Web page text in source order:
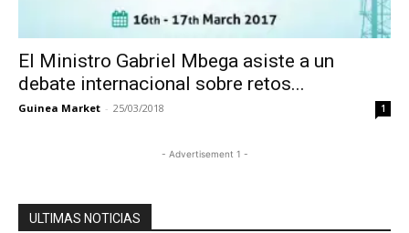
El Ministro Gabriel Mbega asiste a un
debate internacional sobre retos...
Guinea Market - 25/03/2018 1
- Advertisement 1 -
ULTIMAS NOTICIAS